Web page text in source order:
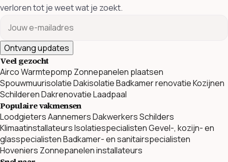
verloren tot je weet wat je zoekt.
Ontvang updates
Veel gezocht
AircoWarmtepomp Zonnepanelen plaatsen
SpouwmuurisolatieDakisolatieBadkamer renovatieKozijnen
SchilderenDakrenovatieLaadpaal
Populaire vakmensen
LoodgietersAannemersDakwerkersSchilders
KlimaatinstallateursIsolatiespecialistenGevel-, kozijn- en
glasspecialistenBadkamer- en sanitairspecialisten
Hoveniers Zonnepanelen installateurs